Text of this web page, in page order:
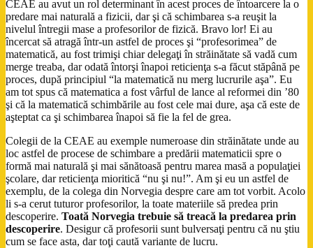
CEAE au avut un rol determinant în acest proces de întoarcere la o
predare mai naturală a fizicii, dar şi că schimbarea s-a reuşit la
nivelul întregii mase a profesorilor de fizică. Bravo lor! Ei au
încercat să atragă într-un astfel de proces şi “profesorimea” de
matematică, au fost trimişi chiar delegaţi în străinătate să vadă cum
merge treaba, dar odată întorşi înapoi reticienţa s-a făcut stăpână pe
proces, după principiul “la matematică nu merg lucrurile aşa”. Eu
am tot spus că matematica a fost vârful de lance al reformei din ’80
şi că la matematică schimbările au fost cele mai dure, aşa că este de
aşteptat ca şi schimbarea înapoi să fie la fel de grea.
Colegii de la CEAE au exemple numeroase din străinătate unde au
loc astfel de procese de schimbare a predării matematicii spre o
formă mai naturală şi mai sănătoasă pentru marea masă a populaţiei
şcolare, dar reticienţa mioritică “nu şi nu!”. Am şi eu un astfel de
exemplu, de la colega din Norvegia despre care am tot vorbit. Acolo
li s-a cerut tuturor profesorilor, la toate materiile să predea prin
descoperire. Toată Norvegia trebuie să treacă la predarea prin
descoperire. Desigur că profesorii sunt bulversaţi pentru că nu ştiu
cum se face asta, dar toţi caută variante de lucru.